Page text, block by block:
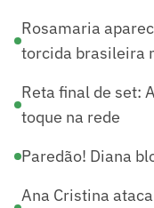
Rosamaria
torcida brasileira
Reta final de set:
toque na rede
Paredão! Diana
Ana Cristina